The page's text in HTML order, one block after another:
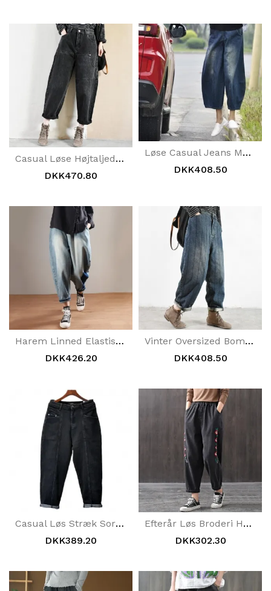
Casual Løse Højtaljede Denimbukser
DKK470.80
Løse Casual Jeans Med Brede Ben
DKK408.50
Harem Linned Elastiske Talje Jeans
DKK426.20
Vinter Oversized Bomuldselastiske Talje Plys Jeans
DKK408.50
Casual Løs Stræk Sorte Jeans
DKK389.20
Efterår Løs Broderi Harem Denim Bukser
DKK302.30